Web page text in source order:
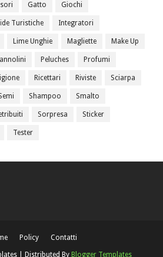
Gatto Giochi
Turistiche Integratori
Lime Unghie Magliette Make Up
Peluches Profumi
Ricettari Riviste Sciarpa
Shampoo Smalto
Sorpresa Sticker
Tester
Policy Contatti
| Distributed By Blogger Templates